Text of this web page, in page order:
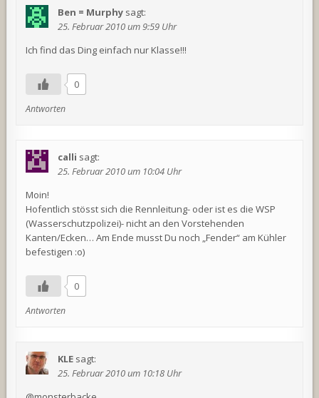
Ben = Murphy sagt:
25. Februar 2010 um 9:59 Uhr
Ich find das Ding einfach nur Klasse!!!
0
Antworten
calli sagt:
25. Februar 2010 um 10:04 Uhr
Moin!
Hofentlich stösst sich die Rennleitung- oder ist es die WSP
(Wasserschutzpolizei)- nicht an den Vorstehenden
Kanten/Ecken… Am Ende musst Du noch „Fender“ am Kühler
befestigen :o)
0
Antworten
KLE sagt:
25. Februar 2010 um 10:18 Uhr